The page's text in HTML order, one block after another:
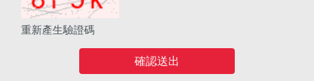
重新產生驗證碼
確認送出